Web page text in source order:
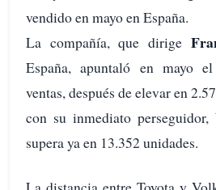
vendido en mayo en España.
La compañía, que dirige
España, apuntaló en mayo
ventas, después de elevar en
con su inmediato perseguidor,
supera ya en 13.352 unidades.